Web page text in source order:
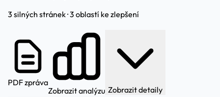
3 silných stránek · 3 oblastí ke zlepšení
PDF zpráva
Zobrazit analýzu Zobrazit detaily